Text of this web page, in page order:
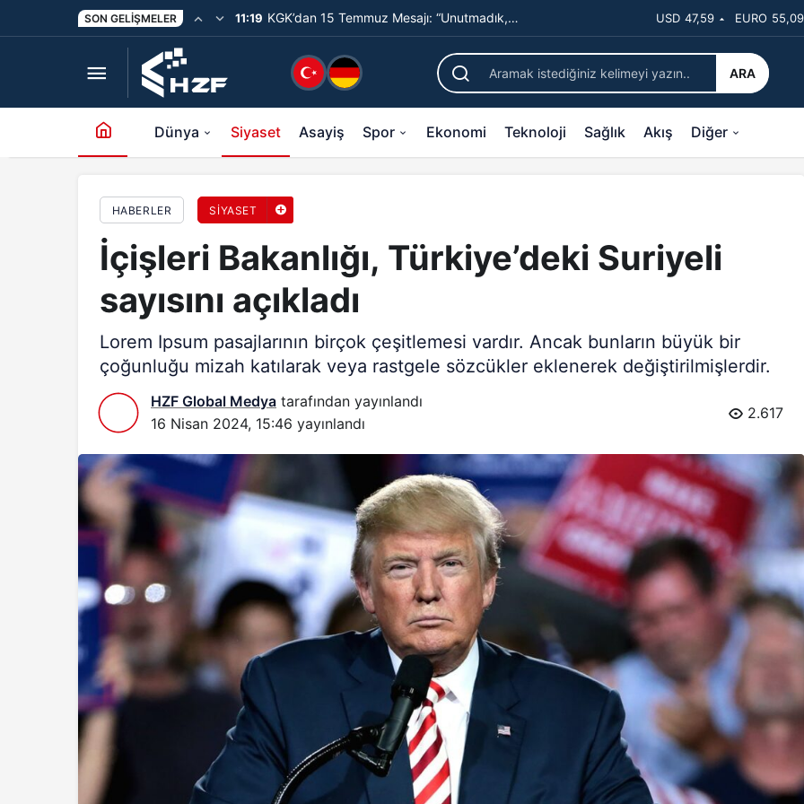
SON GELIŞMELER 11:19 KGK’dan 15 Temmuz Mesajı: “Unutmadık,
Unutturmayacağız”
USD 47,59 EURO 55,09
ARA
Dünya Siyaset Asayiş Spor Ekonomi Teknoloji Sağlık Akış Diğer
HABERLER SIYASET
İçişleri Bakanlığı, Türkiye’deki Suriyeli
sayısını açıkladı
Lorem Ipsum pasajlarının birçok çeşitlemesi vardır. Ancak bunların büyük bir
çoğunluğu mizah katılarak veya rastgele sözcükler eklenerek değiştirilmişlerdir.
HZF Global Medya tarafından yayınlandı
16 Nisan 2024, 15:46 yayınlandı
2.617
İçişleri Bakanlığı, Türkiye’deki Suriyeli sayısını açıkladı